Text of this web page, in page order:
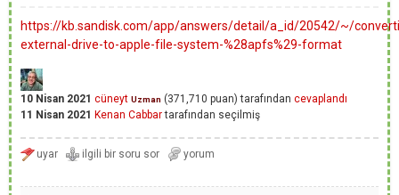
https://kb.sandisk.com/app/answers/detail/a_id/20542/~/
external-drive-to-apple-file-system-%28apfs%29-format
10 Nisan 2021 cüneyt Uzman (371,710 puan) tarafından cevaplandı
11 Nisan 2021 Kenan Cabbartarafından seçilmiş